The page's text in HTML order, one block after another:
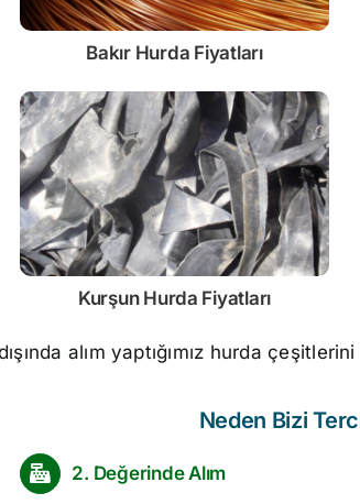
Bakır Hurda Fiyatları
Kurşun Hurda Fiyatları
alım yaptığımız hurda
Neden Bizi
2. Değerinde Alım